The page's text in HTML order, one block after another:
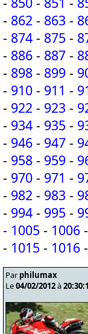
- 862 - 863 -
- 874 - 875 -
- 886 - 887 -
- 898 - 899 -
- 910 - 911 -
- 922 - 923 -
- 934 - 935 -
- 946 - 947 -
- 958 - 959 -
- 970 - 971 -
- 982 - 983 -
- 994 - 995 -
- 1005 - 1006 -
- 1015 - 1016 -
Par philumax
Le04/02/2012à